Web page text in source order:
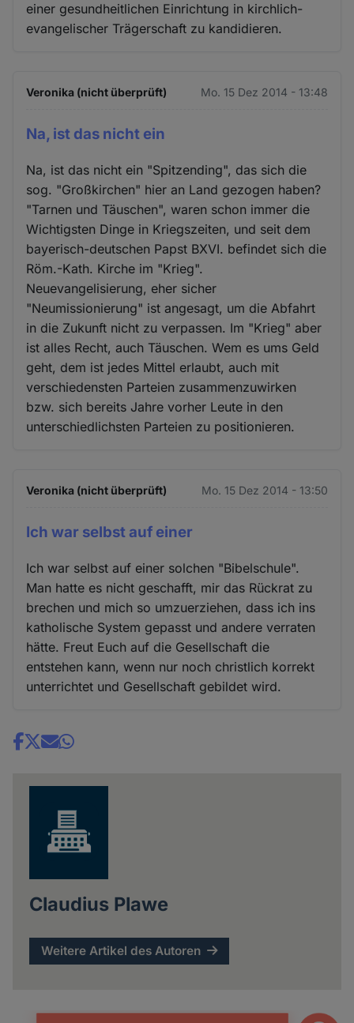
einer gesundheitlichen Einrichtung in kirchlich-
evangelischer Trägerschaft zu kandidieren.
Veronika (nicht überprüft) Mo. 15 Dez 2014 - 13:48
Na, ist das nicht ein
Na, ist das nicht ein "Spitzending", das sich die
sog. "Großkirchen" hier an Land gezogen haben?
"Tarnen und Täuschen", waren schon immer die
Wichtigsten Dinge in Kriegszeiten, und seit dem
bayerisch-deutschen Papst BXVI. befindet sich die
Röm.-Kath. Kirche im "Krieg".
Neuevangelisierung, eher sicher
"Neumissionierung" ist angesagt, um die Abfahrt
in die Zukunft nicht zu verpassen. Im "Krieg" aber
ist alles Recht, auch Täuschen. Wem es ums Geld
geht, dem ist jedes Mittel erlaubt, auch mit
verschiedensten Parteien zusammenzuwirken
bzw. sich bereits Jahre vorher Leute in den
unterschiedlichsten Parteien zu positionieren.
Veronika (nicht überprüft) Mo. 15 Dez 2014 - 13:50
Ich war selbst auf einer
Ich war selbst auf einer solchen "Bibelschule".
Man hatte es nicht geschafft, mir das Rückrat zu
brechen und mich so umzuerziehen, dass ich ins
katholische System gepasst und andere verraten
hätte. Freut Euch auf die Gesellschaft die
entstehen kann, wenn nur noch christlich korrekt
unterrichtet und Gesellschaft gebildet wird.
Share
Claudius Plawe
Weitere Artikel des Autoren